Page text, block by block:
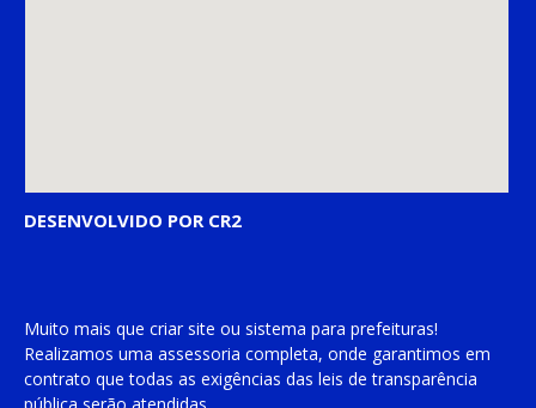
DESENVOLVIDO POR CR2
Muito mais que criar site ou sistema para prefeituras!
Realizamos uma assessoria completa, onde garantimos em
contrato que todas as exigências das leis de transparência